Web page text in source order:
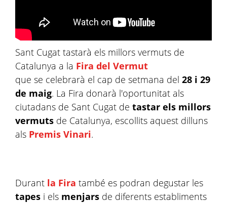
Sant Cugat tastarà els millors vermuts de
Catalunya a la Fira del Vermut
que se celebrarà el cap de setmana del 28 i 29
de maig. La Fira donarà l'oportunitat als
ciutadans de Sant Cugat de tastar els millors
vermuts de Catalunya, escollits aquest dilluns
als Premis Vinari.
Durant la Fira també es podran degustar les
tapes i els menjars de diferents establiments